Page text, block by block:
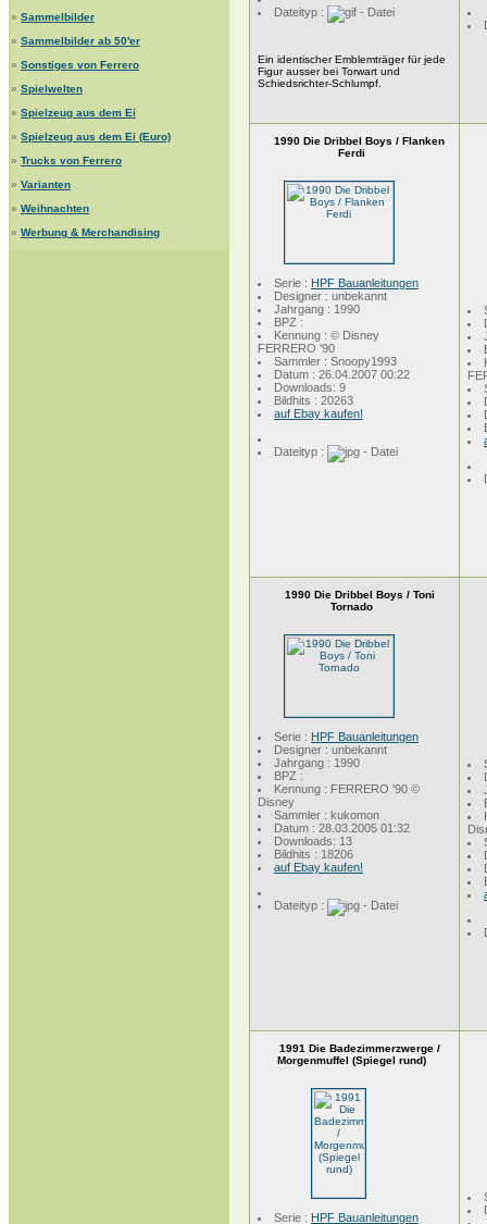
» Sammelbilder
» Sammelbilder ab 50'er
» Sonstiges von Ferrero
» Spielwelten
» Spielzeug aus dem Ei
» Spielzeug aus dem Ei (Euro)
» Trucks von Ferrero
» Varianten
» Weihnachten
» Werbung & Merchandising
Dateityp :
Ein identischer Emblemträger für jede
Figur ausser bei Torwart und
Schiedsrichter-Schlumpf.
1990 Die Dribbel Boys / Flanken
Ferdi
Serie : HPF Bauanleitungen
Designer : unbekannt
Jahrgang : 1990
BPZ :
Kennung : © Disney
FERRERO '90
Sammler : Snoopy1993
Datum : 26.04.2007 00:22
Downloads: 9
Bildhits : 20263
auf Ebay kaufen!
Dateityp :
1990 Die Dribbel Boys / Toni
Tornado
Serie : HPF Bauanleitungen
Designer : unbekannt
Jahrgang : 1990
BPZ :
Kennung : FERRERO '90 ©
Disney
Sammler : kukomon
Datum : 28.03.2005 01:32
Downloads: 13
Bildhits : 18206
auf Ebay kaufen!
Dateityp :
1991 Die Badezimmerzwerge /
Morgenmuffel (Spiegel rund)
Serie : HPF Bauanleitungen